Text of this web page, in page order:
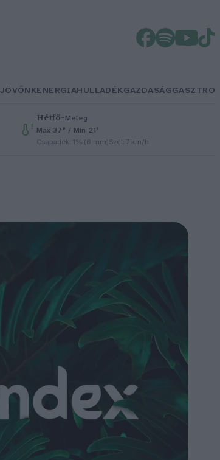
JÖVŐNKENERGIAHULLADÉKGAZDASÁGGASZTRO
Hétfő–Meleg
Max 37° / Min 21°
Csapadék: 1% (0 mm)Szél: 7 km/h